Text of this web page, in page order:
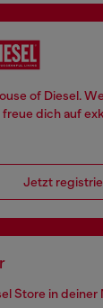
of Diesel.
dich auf
Jetzt
Store in deiner